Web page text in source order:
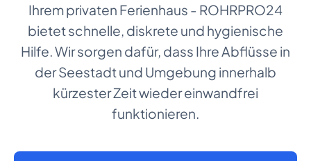
Ihrem privaten Ferienhaus - ROHRPRO24
bietet schnelle, diskrete und hygienische
Hilfe. Wir sorgen dafür, dass Ihre Abflüsse in
der Seestadt und Umgebung innerhalb
kürzester Zeit wieder einwandfrei
funktionieren.